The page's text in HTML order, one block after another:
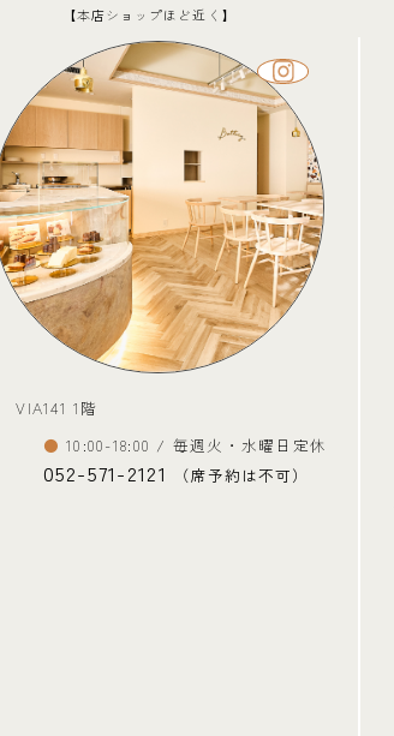
VIA141 1階
【本店ショップほど近く】
10:00-18:00 / 毎週火・水曜日定休
052-571-2121 （席予約は不可）